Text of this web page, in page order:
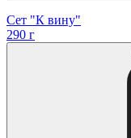
Сет "К вину"
290 г